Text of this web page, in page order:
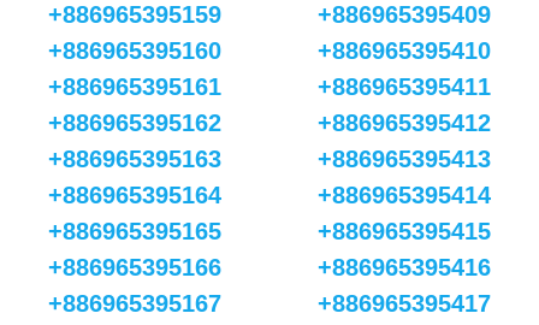
+886965395159
+886965395160
+886965395161
+886965395162
+886965395163
+886965395164
+886965395165
+886965395166
+886965395167
+886965395409
+886965395410
+886965395411
+886965395412
+886965395413
+886965395414
+886965395415
+886965395416
+886965395417